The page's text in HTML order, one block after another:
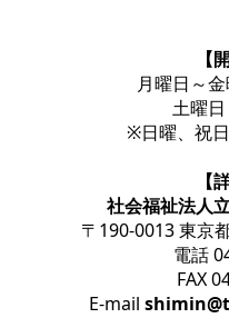
【
月曜日～
土曜
※日曜、祝
【
社会福祉法人
〒190-0013 東京
電話
FAX
E-mail